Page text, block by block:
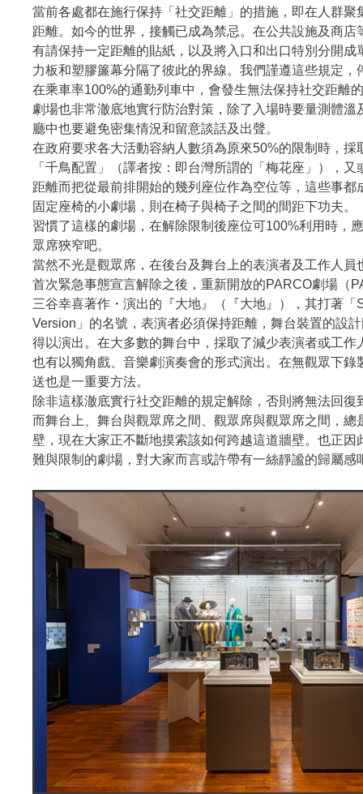
當前各處都在施行保持「社交距離」的措施，即在人群聚
距離。如今的世界，接觸已成為禁忌。在公共設施及商店
有請保持一定距離的貼紙，以及將入口和出口特別分開成
力板和塑膠簾幕分隔了彼此的界線。我們謹遵這些規定，
在乘車率100%的通勤列車中，會發生無法保持社交距離
劇場也非常澈底地實行防治對策，除了入場時要量測體溫
廳中也要避免密集情況和留意談話及出聲。
在政府要求各大活動容納人數須為原來50%的限制時，採
「千鳥配置」（譯者按：即台灣所謂的「梅花座」），
距離而把從最前排開始的幾列座位作為空位等，這些事都
固定座椅的小劇場，則在椅子與椅子之間的間距下功夫。
習慣了這樣的劇場，在解除限制後座位可100%利用時，
眾席狹窄吧。
當然不光是觀眾席，在後台及舞台上的表演者及工作人員
首次緊急事態宣言解除之後，重新開放的PARCO劇場（
三谷幸喜著作・演出的『大地』（『大地』），其打著「
Version」的名號，表演者必須保持距離，舞台裝置的設
得以演出。在大多數的舞台中，採取了減少表演者或工作
也有以獨角戲、音樂劇演奏會的形式演出。在無觀眾下錄
送也是一重要方法。
除非這樣澈底實行社交距離的規定解除，否則將無法回復
而舞台上、舞台與觀眾席之間、觀眾席與觀眾席之間，總
壁，現在大家正不斷地摸索該如何跨越這道牆壁。也正因
難與限制的劇場，對大家而言或許帶有一絲靜謐的歸屬感